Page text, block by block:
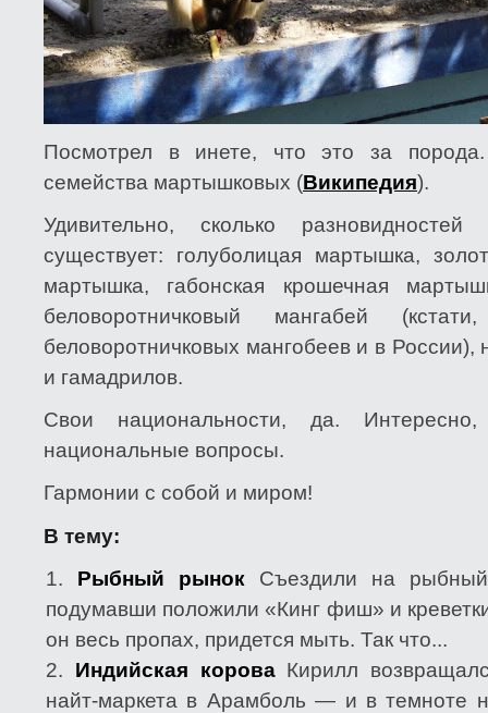
Посмотрел в инете, что это за
семейства мартышковых (Википедия).
Удивительно, сколько разновидностей
существует: голуболицая мартышка,
мартышка, габонская крошечная
беловоротничковый мангабей
беловоротничковых мангобеев и в России),
и гамадрилов.
Свои национальности, да.
национальные вопросы.
Гармонии с собой и миром!
В тему:
Рыбный рынок Съездили на
подумавши положили «Кинг фиш» и
он весь пропах, придется мыть. Так что...
Индийская корова Кирилл
найт-маркета в Арамболь — и в темноте